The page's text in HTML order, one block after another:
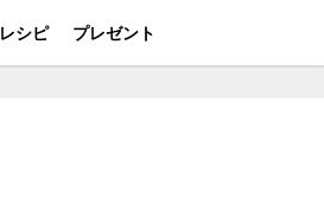
レシピ プレゼント